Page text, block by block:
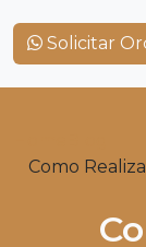
Solicitar
Como